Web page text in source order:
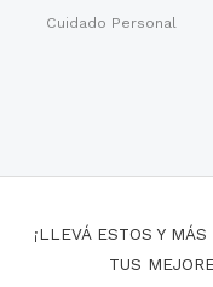
Cuidado Personal
¡LLEVÁ ESTOS Y
TUS